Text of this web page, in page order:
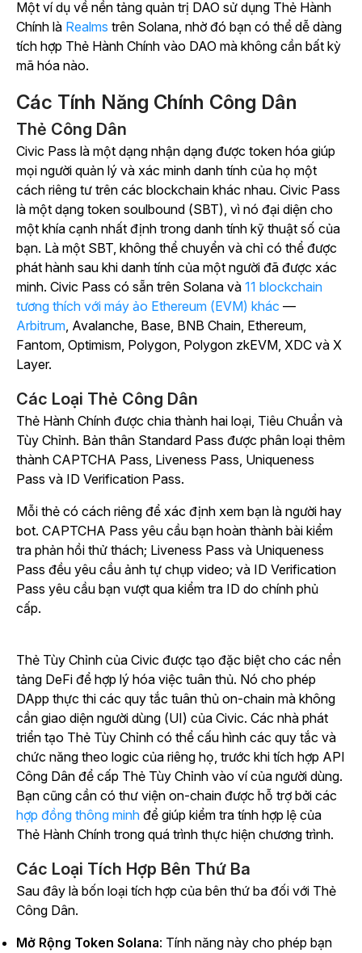
Một ví dụ về nền tảng quản trị DAO sử dụng Thẻ Hành
Chính là Realms trên Solana, nhờ đó bạn có thể dễ dàng
tích hợp Thẻ Hành Chính vào DAO mà không cần bất kỳ
mã hóa nào.
Các Tính Năng Chính Công Dân
Thẻ Công Dân
Civic Pass là một dạng nhận dạng được token hóa giúp
mọi người quản lý và xác minh danh tính của họ một
cách riêng tư trên các blockchain khác nhau. Civic Pass
là một dạng token soulbound (SBT), vì nó đại diện cho
một khía cạnh nhất định trong danh tính kỹ thuật số của
bạn. Là một SBT, không thể chuyển và chỉ có thể được
phát hành sau khi danh tính của một người đã được xác
minh. Civic Pass có sẵn trên Solana và 11 blockchain
tương thích với máy ảo Ethereum (EVM) khác —
Arbitrum, Avalanche, Base, BNB Chain, Ethereum,
Fantom, Optimism, Polygon, Polygon zkEVM, XDC và X
Layer.
Các Loại Thẻ Công Dân
Thẻ Hành Chính được chia thành hai loại, Tiêu Chuẩn và
Tùy Chỉnh. Bản thân Standard Pass được phân loại thêm
thành CAPTCHA Pass, Liveness Pass, Uniqueness
Pass và ID Verification Pass.
Mỗi thẻ có cách riêng để xác định xem bạn là người hay
bot. CAPTCHA Pass yêu cầu bạn hoàn thành bài kiểm
tra phản hồi thử thách; Liveness Pass và Uniqueness
Pass đều yêu cầu ảnh tự chụp video; và ID Verification
Pass yêu cầu bạn vượt qua kiểm tra ID do chính phủ
cấp.
Thẻ Tùy Chỉnh của Civic được tạo đặc biệt cho các nền
tảng DeFi để hợp lý hóa việc tuân thủ. Nó cho phép
DApp thực thi các quy tắc tuân thủ on-chain mà không
cần giao diện người dùng (UI) của Civic. Các nhà phát
triển tạo Thẻ Tùy Chỉnh có thể cấu hình các quy tắc và
chức năng theo logic của riêng họ, trước khi tích hợp API
Công Dân để cấp Thẻ Tùy Chỉnh vào ví của người dùng.
Bạn cũng cần có thư viện on-chain được hỗ trợ bởi các
hợp đồng thông minh để giúp kiểm tra tính hợp lệ của
Thẻ Hành Chính trong quá trình thực hiện chương trình.
Các Loại Tích Hợp Bên Thứ Ba
Sau đây là bốn loại tích hợp của bên thứ ba đối với Thẻ
Công Dân.
Mở Rộng Token Solana: Tính năng này cho phép bạn